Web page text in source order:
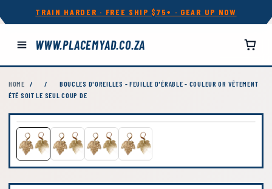
TRAIN HARDER · FREE SHIP $75+ · GEAR UP NOW
WWW.PLACEMYAD.CO.ZA
HOME / /
BOUCLES D'OREILLES - FEUILLE D'ÉRABLE - COULEUR OR VÊTEMENT
ÉTÉ SOIT LE SEUL COUP DE